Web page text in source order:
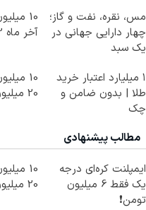
مس، نقره، نفت و گاز؛
چهار دارایی جهانی در
یک سبد
10
آخر ماه 2 برابرشو ببر🔥
۱ میلیارد اعتبار خرید
طلا | بدون ضامن و
چک
10
20 میلیون بردار🔥😍
مطالب پیشنهادی
ایمپلنت کره‌ای درجه
یک فقط 6 میلیون
تومن❗
10
20 میلیون بردار🔥😍